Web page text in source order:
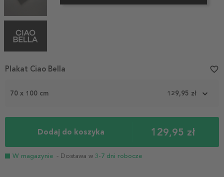
Item
4
70 x 100 cm 129,95 zł
Dodaj do koszyka 129,95 zł
W magazynie - Dostawa w 3-7 dni robocze
Plakat Ciao Bella favorite_border